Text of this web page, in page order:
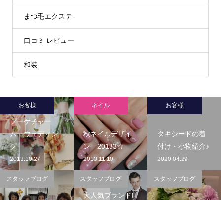
まつ毛エクステ
口コミ レビュー
和装
ブーケチャー
ム ウェディン
グ
2013.10.27
お客様
秋ネイルデザイ
ン 20133☆
2013.11.10
ネイル
タキシードの着
付け・小物紹介♪
2020.04.29
お客様
スタッフブログ
大人気ブランドH
スタッフブログ スタッフブログ